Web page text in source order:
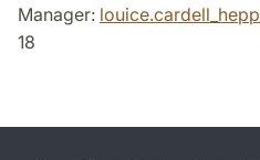
Manager: louice.cardell_hepp
18